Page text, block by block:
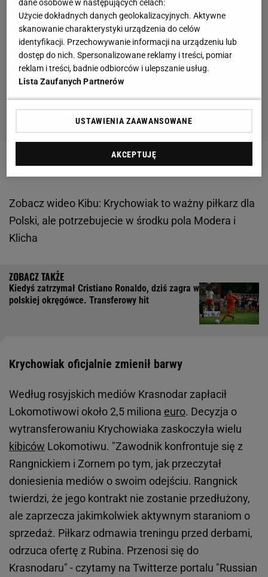
Zobacz wideo Kibu: Krychowiak to ważny piłkarz dla
Polski, ale potrzebujecie w środku pola Modera i
Klicha
Kiedyś zatrzymał Cristiano Ronaldo, dziś zagra w
polskiej okręgówce. Transferowy hit
Krychowiak oficjalnie zmienił barwy
Według rosyjskich mediów Krasnodar zapłacił
Lokomotiwowi około 2,5 miliona euro. Decyzja o
wytransferowaniu Krychowiaka zaskoczyła wielu
kibiców Lokomotiwu. "Zawodnik konfrontuje się z
Rangnickiem i Zornem po tym, jak przeczytał
doniesienia mediów o swoim odejściu. Rangnick
twierdzi, że jego kontrakt nie zostanie przedłużony,
ale zaprzecza jakimkolwiek aktywnym staraniom o
sprzedaż. Piłkarz odmawia treningu przed derbami,
odrzuca ofertę z Rubina. Przenosi się do
Krasnodaru" - czytamy na Twitterze portalu "Russian
dane osobowe w następujących celach:
Użycie dokładnych danych geolokalizacyjnych. Aktywne
skanowanie charakterystyki urządzenia do celów
identyfikacji. Przechowywanie informacji na urządzeniu lub
dostęp do nich. Spersonalizowane reklamy i treści, pomiar
reklam i treści, badnie odbiorców i ulepszanie usług.
Lista Zaufanych Partnerów
USTAWIENIA ZAAWANSOWANE
AKCEPTUJĘ